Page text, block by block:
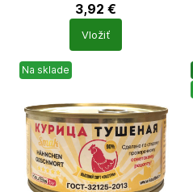
3,92 €
Počet
produktů
Vložiť
Na sklade